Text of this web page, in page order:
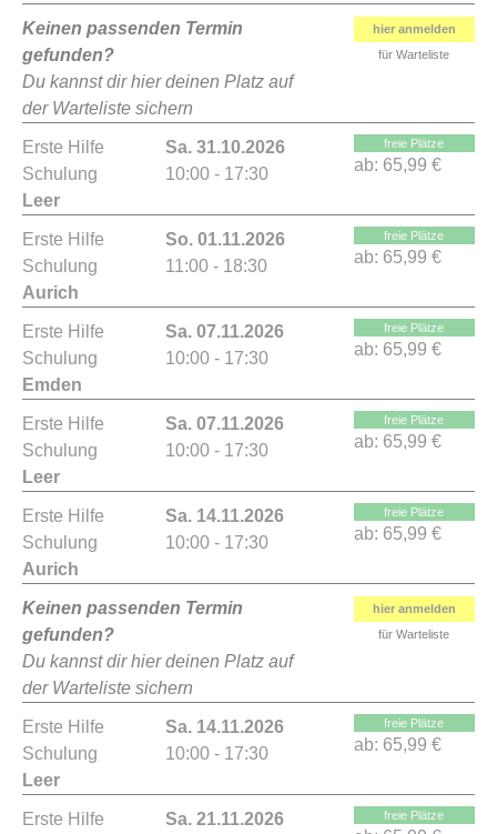
Keinen passenden Termin
gefunden?
Du kannst dir hier deinen Platz auf
der Warteliste sichern
hier anmelden
für Warteliste
Erste Hilfe
Schulung
Leer
Sa. 31.10.2026
10:00 - 17:30
freie Plätze
ab: 65,99 €
Erste Hilfe
Schulung
Aurich
So. 01.11.2026
11:00 - 18:30
freie Plätze
ab: 65,99 €
Erste Hilfe
Schulung
Emden
Sa. 07.11.2026
10:00 - 17:30
freie Plätze
ab: 65,99 €
Erste Hilfe
Schulung
Leer
Sa. 07.11.2026
10:00 - 17:30
freie Plätze
ab: 65,99 €
Erste Hilfe
Schulung
Aurich
Sa. 14.11.2026
10:00 - 17:30
freie Plätze
ab: 65,99 €
Keinen passenden Termin
gefunden?
Du kannst dir hier deinen Platz auf
der Warteliste sichern
hier anmelden
für Warteliste
Erste Hilfe
Schulung
Leer
Sa. 14.11.2026
10:00 - 17:30
freie Plätze
ab: 65,99 €
Erste Hilfe
Sa. 21.11.2026
freie Plätze